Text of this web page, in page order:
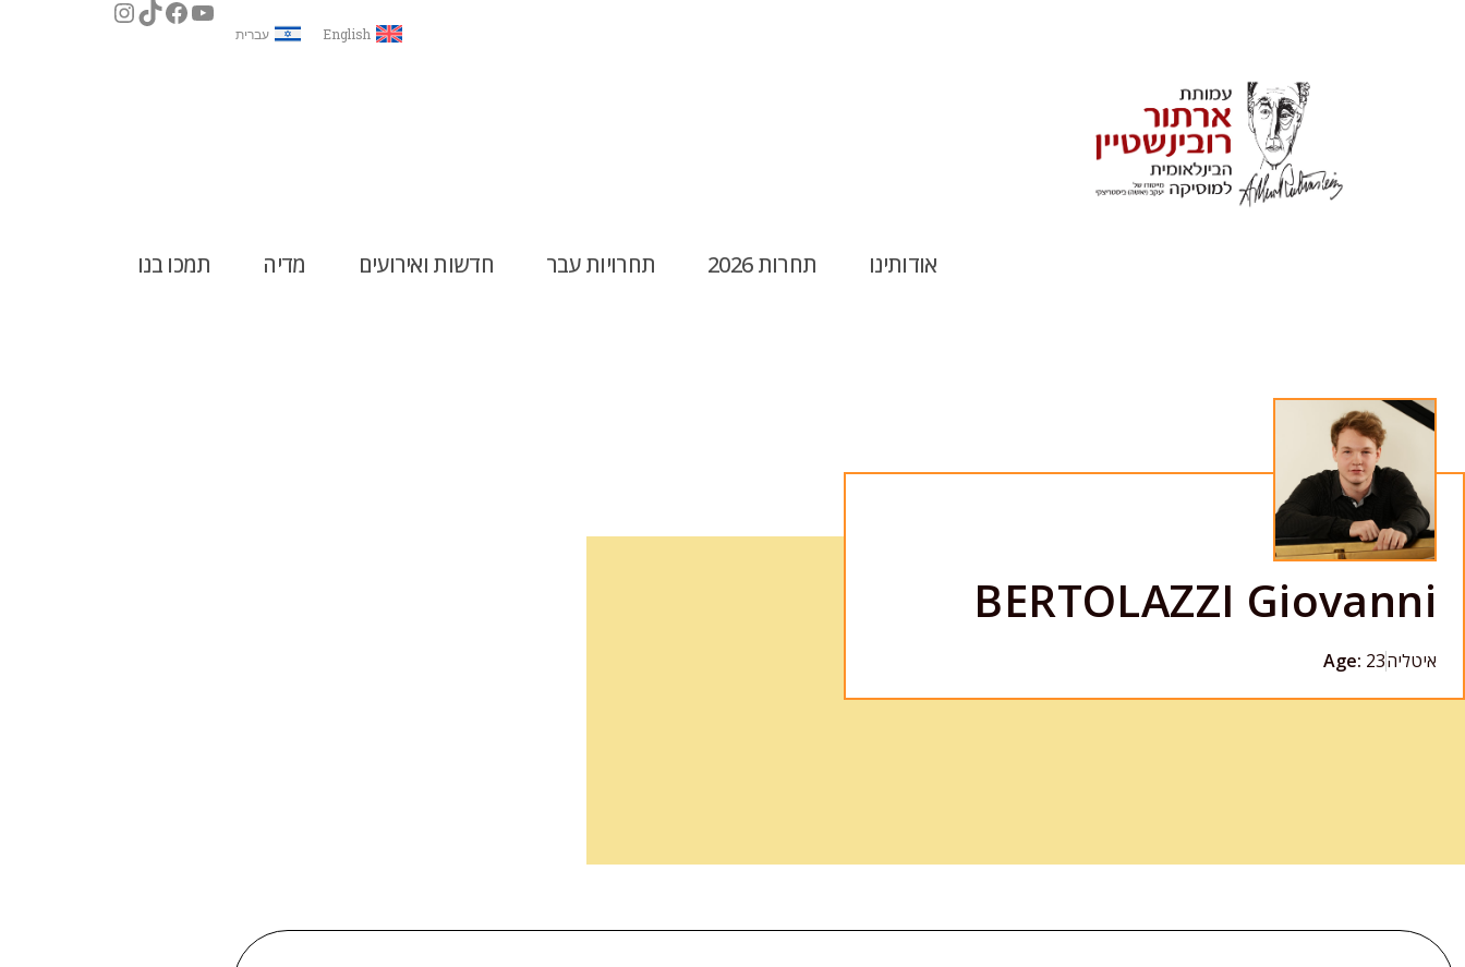
English עברית
אודותינו תחרות 2026 תחרויות עבר חדשות ואירועים מדיה תמכו בנו
BERTOLAZZI Giovanni
איטליה Age: 23